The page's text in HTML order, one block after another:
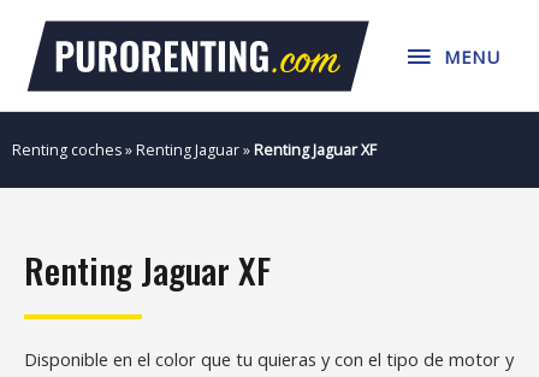
contenido
MENU
MENU
Renting coches»Renting Jaguar»Renting Jaguar XF
Renting Jaguar XF
Disponible en el color que tu quieras y con el tipo de motor y